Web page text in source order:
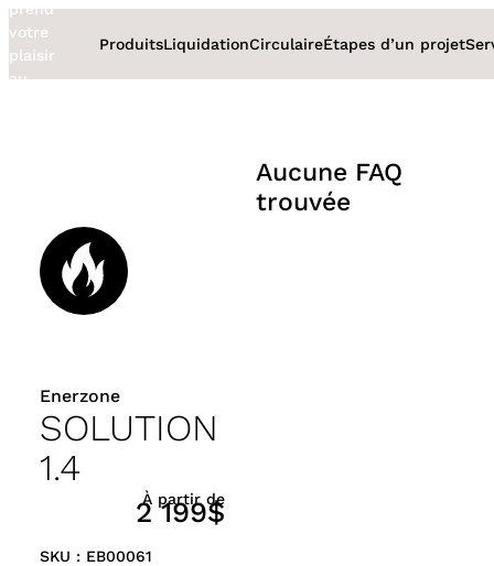
Aller
au
contenu
prend
votre
plaisir
au
ProduitsLiquidationCirculaireÉtapes d’un projet
Enerzone
SOLUTION
1.4
À partir de
2 199$
SKU : EB00061
Aucune FAQ
trouvée